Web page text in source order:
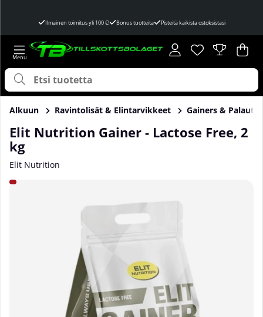
Ilmainen toimitus yli 100 €! Bonus tuotteita Pisteitä kaikista ostoksistasi
Toivelista
Lukumäärä
. .
Alkuun Ravintolisät & Elintarvikkeet Gainers &
Elit Nutrition Gainer - Lactose Free, 2
kg
Elit Nutrition
Tuotekuvat Elit Nutrition Gainer - Lactose Free, 2 kg